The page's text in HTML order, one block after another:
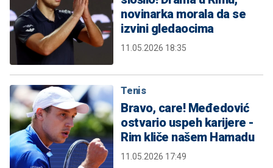
novinarka morala da se
izvini gledaocima
11.05.2026 18:35
Tenis
Bravo, care! Međedović
ostvario uspeh karijere -
Rim kliče našem Hamadu
11.05.2026 17:49